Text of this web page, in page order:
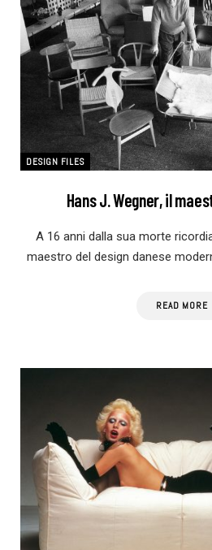
DESIGN FILES
Hans J. Wegner, il
A 16 anni dalla sua morte
maestro del design danese
READ MORE